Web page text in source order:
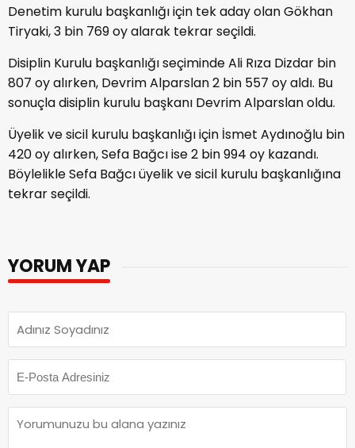
Denetim kurulu başkanlığı için tek aday olan Gökhan
Tiryaki, 3 bin 769 oy alarak tekrar seçildi.
Disiplin Kurulu başkanlığı seçiminde Ali Rıza Dizdar bin
807 oy alırken, Devrim Alparslan 2 bin 557 oy aldı. Bu
sonuçla disiplin kurulu başkanı Devrim Alparslan oldu.
Üyelik ve sicil kurulu başkanlığı için İsmet Aydınoğlu bin
420 oy alırken, Sefa Bağcı ise 2 bin 994 oy kazandı.
Böylelikle Sefa Bağcı üyelik ve sicil kurulu başkanlığına
tekrar seçildi.
YORUM YAP